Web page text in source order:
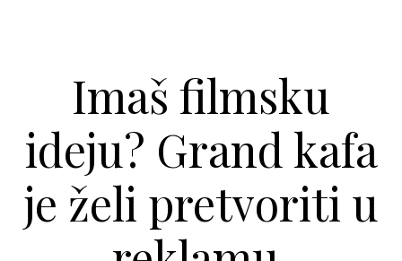
Imaš filmsku
ideju? Grand kafa
je želi pretvoriti u